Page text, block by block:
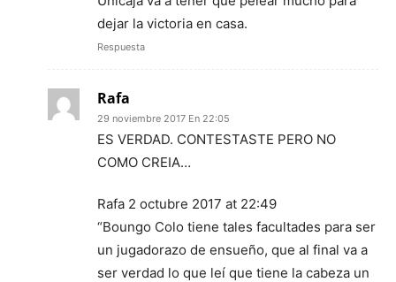
dejar la victoria en casa.
Respuesta
Rafa
29 noviembre 2017 En 22:05
ES VERDAD. CONTESTASTE PERO NO
COMO CREIA…
Rafa 2 octubre 2017 at 22:49
“Boungo Colo tiene tales facultades para ser
un jugadorazo de ensueño, que al final va a
ser verdad lo que leí que tiene la cabeza un